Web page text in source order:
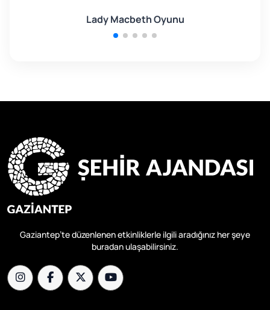
Lady Macbeth Oyunu
Gaziantep’te düzenlenen etkinliklerle ilgili aradığınız her şeye
buradan ulaşabilirsiniz.